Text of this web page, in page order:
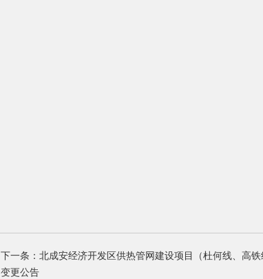
下一条：北成安经济开发区供热管网建设项目（杜何线、高
变更公告